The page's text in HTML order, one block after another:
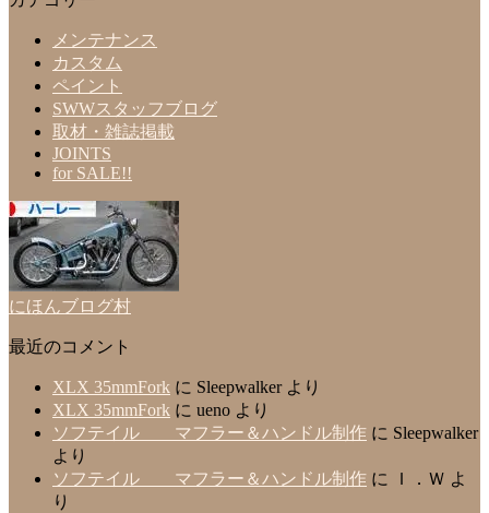
メンテナンス
カスタム
ペイント
SWWスタッフブログ
取材・雑誌掲載
JOINTS
for SALE!!
にほんブログ村
最近のコメント
XLX 35mmFork に Sleepwalkerより
XLX 35mmFork に ueno より
ソフテイル マフラー＆ハンドル制作 に Sleepwalker
より
ソフテイル マフラー＆ハンドル制作 に Ｉ．Ｗ よ
り